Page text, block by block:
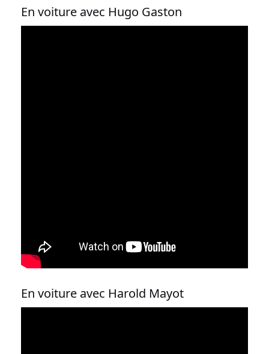
En voiture avec Hugo Gaston
En voiture avec Harold Mayot